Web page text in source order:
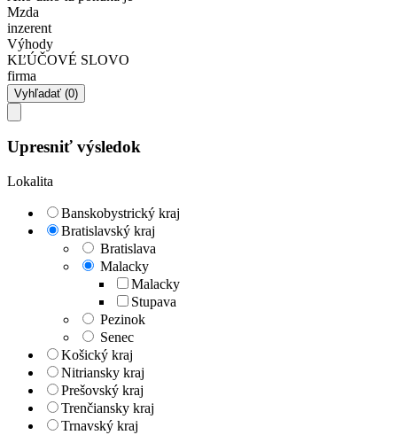
Mzda
inzerent
Výhody
KĽÚČOVÉ SLOVO
firma
Upresniť výsledok
Lokalita
Banskobystrický kraj
Bratislavský kraj
Bratislava
Malacky
Malacky
Stupava
Pezinok
Senec
Košický kraj
Nitriansky kraj
Prešovský kraj
Trenčiansky kraj
Trnavský kraj